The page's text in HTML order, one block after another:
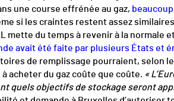
une course effrénée au gaz,
si les craintes restent assez
mette du temps à revenir à la normale
avait été faite par plusieurs États et
de remplissage pourraient, selon
acheter du gaz coûte que coûte. «
quels objectifs de stockage seront